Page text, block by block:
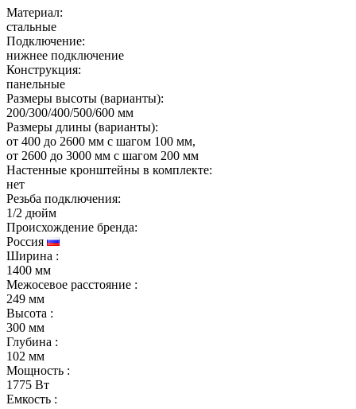
Материал:
стальные
Подключение:
нижнее подключение
Конструкция:
панельные
Размеры высоты (варианты):
200/300/400/500/600 мм
Размеры длины (варианты):
от 400 до 2600 мм с шагом 100 мм,
от 2600 до 3000 мм с шагом 200 мм
Настенные кронштейны в комплекте:
нет
Резьба подключения:
1/2 дюйм
Происхождение бренда:
Россия
Ширина :
1400 мм
Межосевое расстояние :
249 мм
Высота :
300 мм
Глубина :
102 мм
Мощность :
1775 Вт
Емкость :